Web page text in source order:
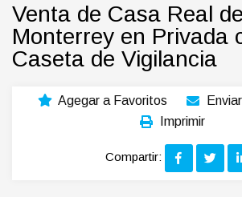
Venta de Casa Real
Monterrey en Privada
Caseta de Vigilancia
Agegar a Favoritos
Imprimir
Compartir: